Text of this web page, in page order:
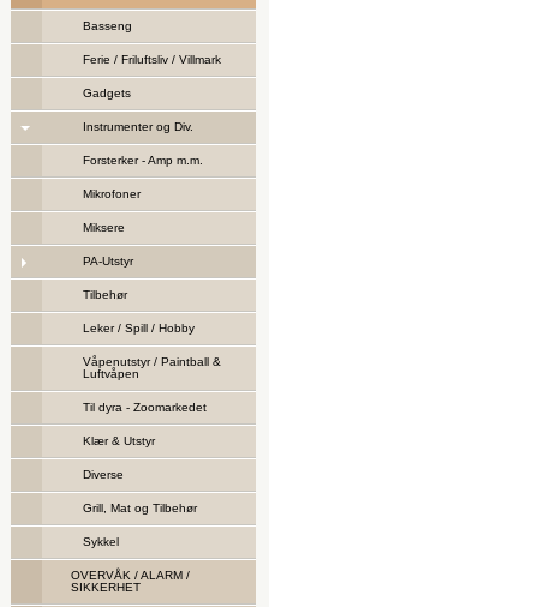
Basseng
Ferie / Friluftsliv / Villmark
Gadgets
Instrumenter og Div.
Forsterker - Amp m.m.
Mikrofoner
Miksere
PA-Utstyr
Tilbehør
Leker / Spill / Hobby
Våpenutstyr / Paintball &
Luftvåpen
Til dyra - Zoomarkedet
Klær & Utstyr
Diverse
Grill, Mat og Tilbehør
Sykkel
OVERVÅK / ALARM /
SIKKERHET